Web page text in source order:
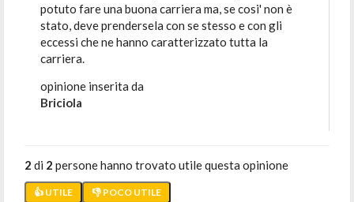
potuto fare una buona carriera ma, se cosi' non è
stato, deve prendersela con se stesso e con gli
eccessi che ne hanno caratterizzato tutta la
carriera.
opinione inserita da
Briciola
2 di 2 persone hanno trovato utile questa opinione
👍 UTILE 👎 POCO UTILE